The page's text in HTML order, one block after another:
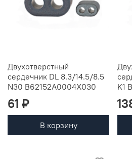
Двухотверстный
сердечник DL 8.3/14.5/8.5
N30 B62152A0004X030
61 ₽
В корзину
K1